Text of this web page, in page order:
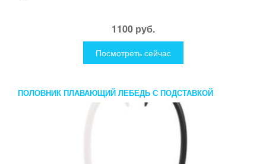
1100 руб.
Посмотреть сейчас
ПОЛОВНИК ПЛАВАЮЩИЙ ЛЕБЕДЬ С ПОДСТАВКОЙ